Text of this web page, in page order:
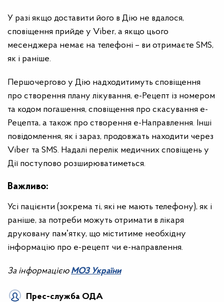
У разі якщо доставити його в Дію не вдалося,
сповіщення прийде у Viber, а якщо цього
месенджера немає на телефоні – ви отримаєте SMS,
як і раніше.
Першочергово у Дію надходитимуть сповіщення
про створення плану лікування, е-Рецепт із номером
та кодом погашення, сповіщення про скасування е-
Рецепта, а також про створення е-Направлення. Інші
повідомлення, як і зараз, продовжать находити через
Viber та SMS. Надалі перелік медичних сповіщень у
Дії поступово розширюватиметься.
Важливо:
Усі пацієнти (зокрема ті, які не мають телефону), як і
раніше, за потреби можуть отримати в лікаря
друковану памʼятку, що міститиме необхідну
інформацію про е-рецепт чи е-направлення.
За інформацією МОЗ України
Прес-служба ОДА